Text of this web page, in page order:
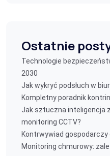
Ostatnie
Technologie
2030
Jak wykryć podsłuch w
Kompletny poradnik
Jak sztuczna inteligencja
monitoring CCTV?
Kontrwywiad
Monitoring chmurowy: